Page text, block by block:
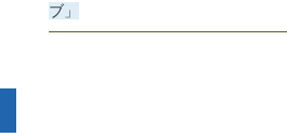
ブ」